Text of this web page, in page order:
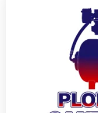
Artes Gráficas
Artesanías